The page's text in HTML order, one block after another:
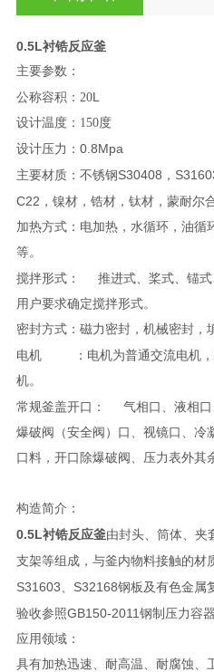
0.5L衬锆反应釜
主要参数：
公称容积：20L
设计温度：150度
设计压力： 0.8Mpa
主要材质：不锈钢S30408 ，
C22 ，镍材，锆材，钛材，蒙耐尔
加热方式：电加热，水循环，油循
等。
搅拌形式：
推进式、桨式、锚
用户要求确定搅拌形式。
密封方式：磁力密封，机械密封，
电机
：电机为普通交流电机
机。
常规釜盖开口：
气相口、液相
爆破阀（安全阀）口、视镜口、冷
口料，开口除爆破阀、压力表外其
构造简介：
0.5L衬锆反应釜由封头、筒体、夹
支架等组成，与釜内物料接触的材
S31603 S32168钢板及有色金属
验收参照GB150-2011 钢制压力容
应用领域：
具有加热迅速、耐高温、耐腐蚀、